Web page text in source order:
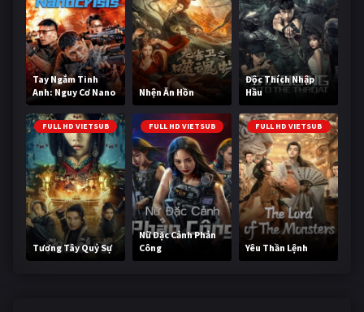
Tay Ngắm Tinh
Anh: Nguy Cơ Nano
Nhện Ăn Hồn
Độc Thích Nhập
Hầu
FULL HD VIETSUB
Tương Tây Quỷ Sự
FULL HD VIETSUB
Nữ Đặc Cảnh Phản
Công
FULL HD VIETSUB
Yêu Thần Lệnh